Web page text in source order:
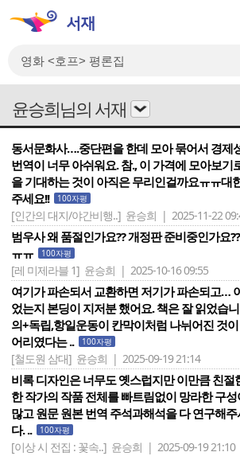
윤승희님의 서재
동서문화사….중단편을 한데 모아 묶어서 경제
번역이 너무 아쉬워요. 참., 이 가격에 모아보기
을 기대하는 것이 아직은 무리인걸까요ㅠㅠ대
주세요!!
100자평
[인간의 대지/야간비행..] 윤승희 | 2025-11-22
범우사 왜 품절인가요?? 개정판 준비중인가요
ㅠㅠ
100자평
[레 미제라블 1] 윤승희 | 2025-10-16 09:55
여기가 파손되서 교환하면 저기가 파손되고…
었는지 본딩이 지저분 했어요. 책은 잘 읽었습
의+독립,항일운동이 칸막이처럼 나뉘어진 것
어리였다는 ..
100자평
[철도원 삼대] 윤승희 | 2025-09-19 21:14
비록 디자인은 너무도 옛스럽지만 이만큼 친절
한 작가의 작품 전체를 빠트림없이 망라한 구
많고 원문 원본 번역 주석과해석을 다 연구해
다. ..
100자평
[이상 시 전집 : 꽃속..] 윤승희 | 2025-09-19 21:10